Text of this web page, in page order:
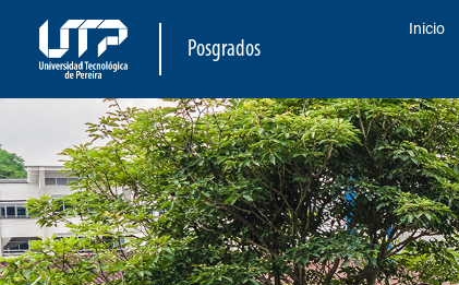
Posgrados
Inicio